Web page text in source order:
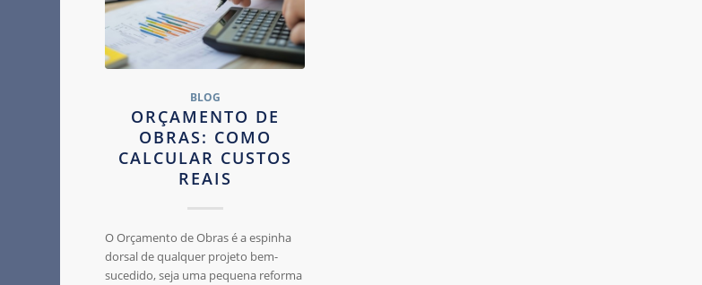
BLOG
ORÇAMENTO DE
OBRAS: COMO
CALCULAR CUSTOS
REAIS
O Orçamento de Obras é a espinha
dorsal de qualquer projeto bem-
sucedido, seja uma pequena reforma